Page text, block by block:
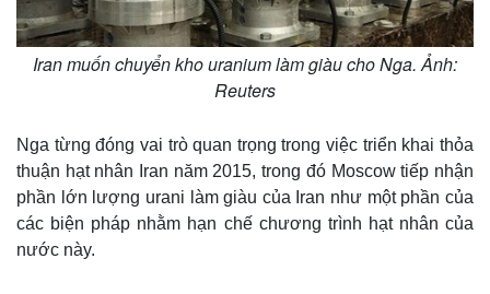
Iran muốn chuyển kho uranium làm giàu cho Nga. Ảnh:
Reuters
Nga từng đóng vai trò quan trọng trong việc triển khai thỏa
thuận hạt nhân Iran năm 2015, trong đó Moscow tiếp nhận
phần lớn lượng urani làm giàu của Iran như một phần của
các biện pháp nhằm hạn chế chương trình hạt nhân của
nước này.